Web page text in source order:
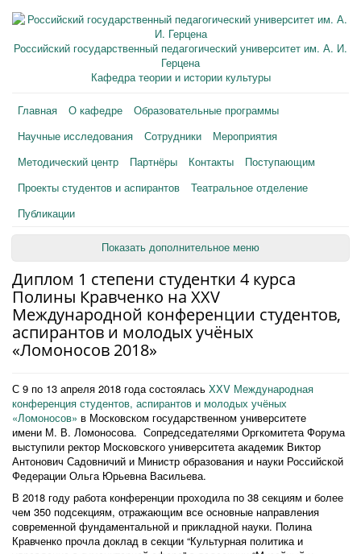
Российский государственный педагогический университет им. А. И.
Герцена
Кафедра теории и истории культуры
Главная О кафедре
Образовательные программы
Научные исследования
Сотрудники
Мероприятия
Методический центр
Партнёры Контакты
Поступающим
Проекты студентов и аспирантов
Театральное отделение
Публикации
Показать дополнительное меню
Диплом 1 степени студентки 4 курса
Полины Кравченко на XXV
Международной конференции студентов,
аспирантов и молодых учёных
«Ломоносов 2018»
С 9 по 13 апреля 2018 года состоялась XXV Международная
конференция студентов, аспирантов и молодых учёных
«Ломоносов» в Московском государственном университете
имени М. В. Ломоносова. Сопредседателями Оргкомитета Форума
выступили ректор Московского университета академик Виктор
Антонович Садовничий и Министр образования и науки Российской
Федерации Ольга Юрьевна Васильева.
В 2018 году работа конференции проходила по 38 секциям и более
чем 350 подсекциям, отражающим все основные направления
современной фундаментальной и прикладной науки. Полина
Кравченко прочла доклад в секции “Культурная политика и